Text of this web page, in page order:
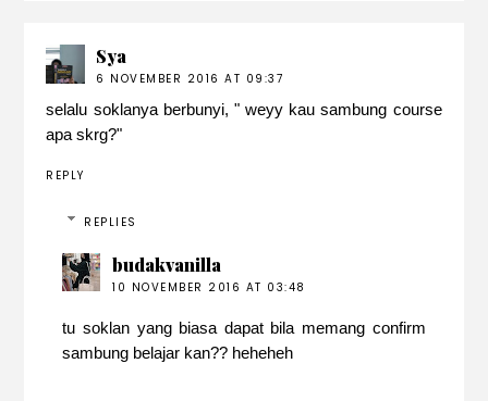
Sya
6 NOVEMBER 2016 AT 09:37
selalu soklanya berbunyi, " weyy kau sambung course
apa skrg?"
REPLY
REPLIES
budakvanilla
10 NOVEMBER 2016 AT 03:48
tu soklan yang biasa dapat bila memang confirm
sambung belajar kan?? heheheh